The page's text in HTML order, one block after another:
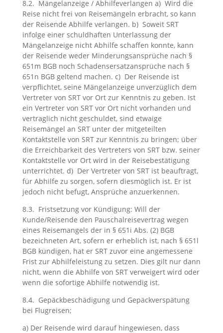
8.2. Mängelanzeige / Abhilfeverlangen a) Wird die
Reise nicht frei von Reisemängeln erbracht, so kann
der Reisende Abhilfe verlangen. b) Soweit SRT
infolge einer schuldhaften Unterlassung der
Mängelanzeige nicht Abhilfe schaffen konnte, kann
der Reisende weder Minderungsansprüche nach §
651m BGB noch Schadensersatzansprüche nach §
651n BGB geltend machen. c) Der Reisende ist
verpflichtet, seine Mängelanzeige unverzüglich dem
Vertreter von SRT vor Ort zur Kenntnis zu geben. Ist
ein Vertreter von SRT vor Ort nicht vorhanden und
vertraglich nicht geschuldet, sind etwaige
Reisemängel an SRT unter der mitgeteilten
Kontaktstelle von SRT zur Kenntnis zu bringen; über
die Erreichbarkeit des Vertreters von SRT bzw. seiner
Kontaktstelle vor Ort wird in der Reisebestätigung
unterrichtet. d) Der Vertreter von SRT ist beauftragt,
für Abhilfe zu sorgen, sofern diesmöglich ist. Er ist
jedoch nicht befugt, Ansprüche anzuerkennen.
8.3. Fristsetzung vor Kündigung: Will der
Kunde/Reisende den Pauschalreisevertrag wegen
eines Reisemangels der in § 651i Abs. (2) BGB
bezeichneten Art, sofern er erheblich ist, nach § 651l
BGB kündigen, hat er SRT zuvor eine angemessene
Frist zur Abhilfeleistung zu setzen. Dies gilt nur dann
nicht, wenn die Abhilfe von SRT verweigert wird oder
wenn die sofortige Abhilfe notwendig ist.
8.4. Gepäckbeschädigung und Gepäckverspätung
bei Flugreisen;
a) Der Reisende wird darauf hingewiesen, dass